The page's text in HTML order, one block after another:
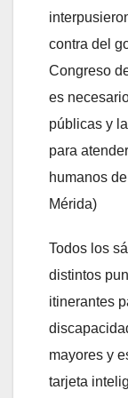
contra del
Congreso
es
públicas y
para
humanos
Mérida)
Todos los
distintos
itinerantes
mayores y
tarjeta